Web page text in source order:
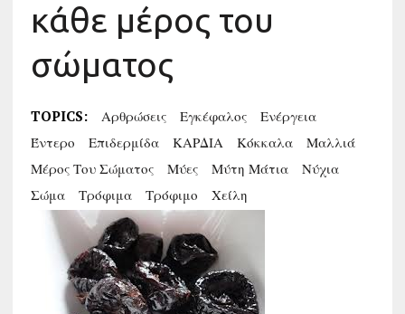
κάθε μέρος του
σώματος
TOPICS: Αρθρώσεις Εγκέφαλος
Ενέργεια
Έντερο
Επιδερμίδα ΚΑΡΔΙΑ Κόκκαλα
Μαλλιά
Μέρος Του Σώματος
Μύες Μύτη Μάτια
Νύχια
Σώμα
Τρόφιμα Τρόφιμο Χείλη